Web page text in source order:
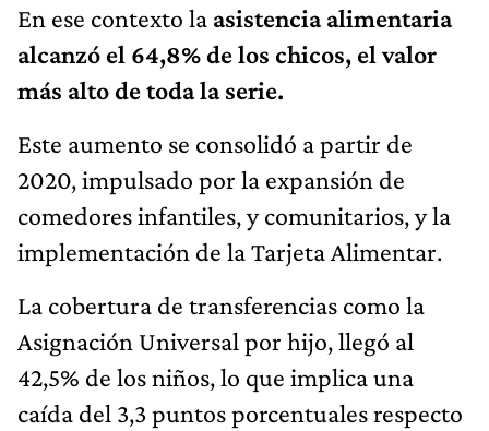
En ese contexto la asistencia alimentaria
alcanzó el 64,8% de los chicos, el valor
más alto de toda la serie.
Este aumento se consolidó a partir de
2020, impulsado por la expansión de
comedores infantiles, y comunitarios, y la
implementación de la Tarjeta Alimentar.
La cobertura de transferencias como la
Asignación Universal por hijo, llegó al
42,5% de los niños, lo que implica una
caída del 3,3 puntos porcentuales respecto